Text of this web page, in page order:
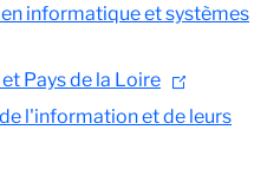
informatique et systèmes
Pays de la Loire
l'information et de leurs